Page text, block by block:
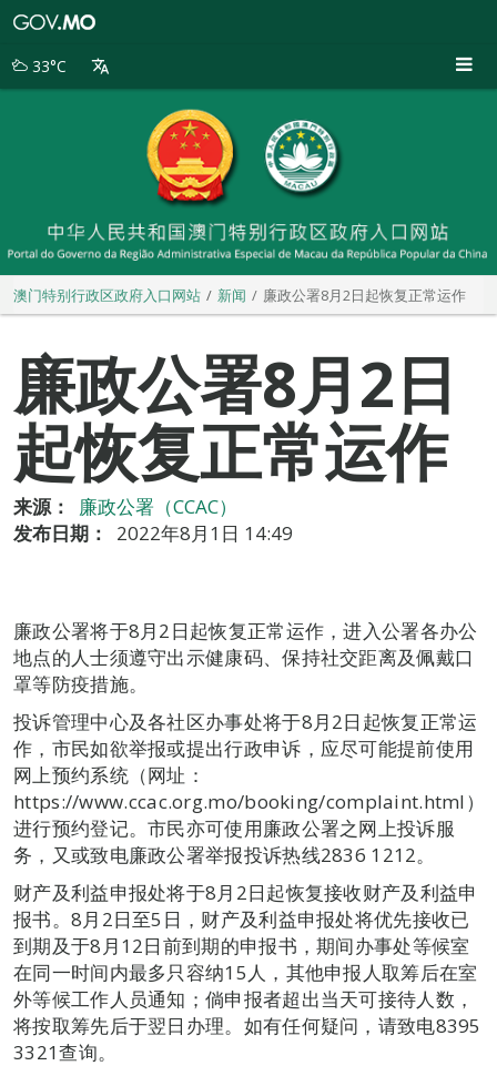
别
33°C
澳门特别行政区政府入口网站 新闻 廉政公署8月2日起恢复正常运作
廉政公署8月2日
起恢复正常运作
来源：
廉政公署（CCAC）
发布日期：
2022年8月1日 14:49
廉政公署将于8月2日起恢复正常运作，进入公署各办公
地点的人士须遵守出示健康码、保持社交距离及佩戴口
罩等防疫措施。
投诉管理中心及各社区办事处将于8月2日起恢复正常运
作，市民如欲举报或提出行政申诉，应尽可能提前使用
网上预约系统（网址：
https://www.ccac.org.mo/booking/complaint.html）
进行预约登记。市民亦可使用廉政公署之网上投诉服
务，又或致电廉政公署举报投诉热线2836 1212。
财产及利益申报处将于8月2日起恢复接收财产及利益申
报书。8月2日至5日，财产及利益申报处将优先接收已
到期及于8月12日前到期的申报书，期间办事处等候室
在同一时间内最多只容纳15人，其他申报人取筹后在室
外等候工作人员通知；倘申报者超出当天可接待人数，
将按取筹先后于翌日办理。如有任何疑问，请致电8395
3321查询。